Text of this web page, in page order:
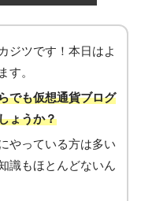
ジツです！本日はよ
す。
でも仮想通貨ブログ
ょうか？
やっている方は多い
識もほとんどないん